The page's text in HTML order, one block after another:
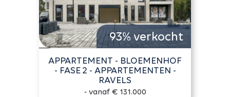
93% verkocht
APPARTEMENT - BLOEMENHOF
- FASE 2 - APPARTEMENTEN -
RAVELS
- vanaf € 131.000